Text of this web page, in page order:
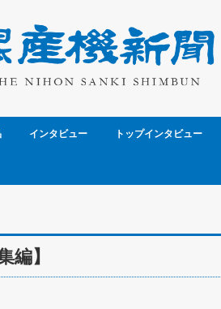
インタビュー トップインタビュー
】